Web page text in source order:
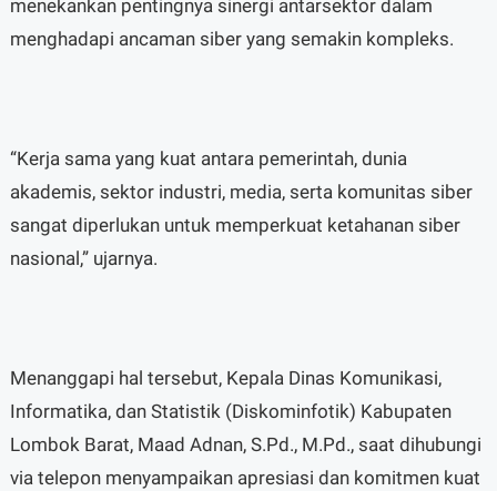
menekankan pentingnya sinergi antarsektor dalam
menghadapi ancaman siber yang semakin kompleks.
“Kerja sama yang kuat antara pemerintah, dunia
akademis, sektor industri, media, serta komunitas siber
sangat diperlukan untuk memperkuat ketahanan siber
nasional,” ujarnya.
Menanggapi hal tersebut, Kepala Dinas Komunikasi,
Informatika, dan Statistik (Diskominfotik) Kabupaten
Lombok Barat, Maad Adnan, S.Pd., M.Pd., saat dihubungi
via telepon menyampaikan apresiasi dan komitmen kuat